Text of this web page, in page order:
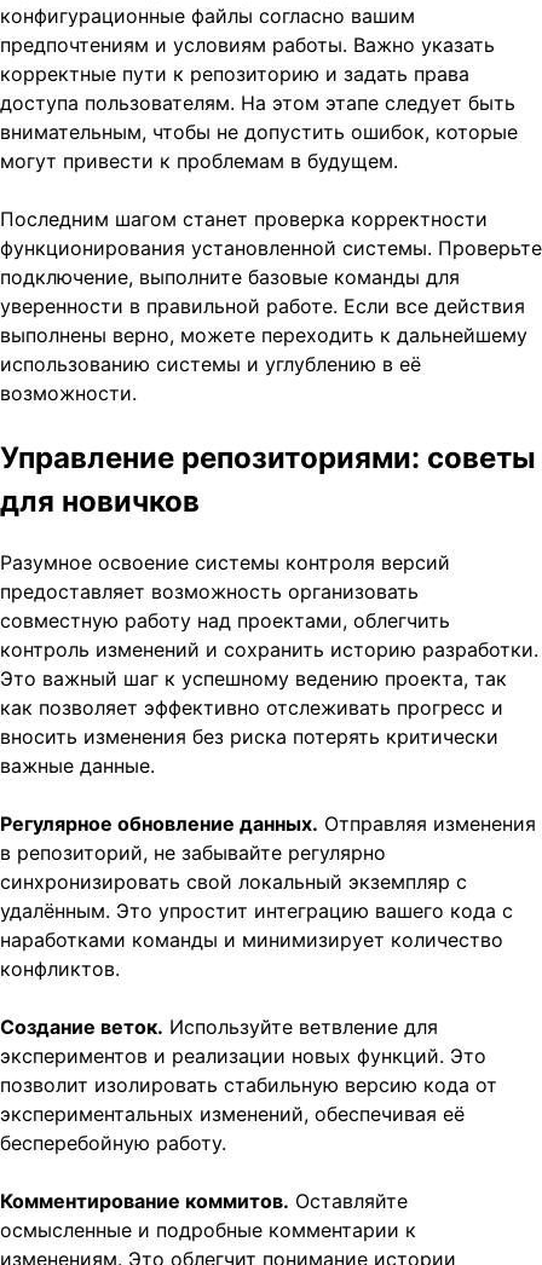
конфигурационные файлы согласно вашим
предпочтениям и условиям работы. Важно указать
корректные пути к репозиторию и задать права
доступа пользователям. На этом этапе следует быть
внимательным, чтобы не допустить ошибок, которые
могут привести к проблемам в будущем.
Последним шагом станет проверка корректности
функционирования установленной системы. Проверьте
подключение, выполните базовые команды для
уверенности в правильной работе. Если все действия
выполнены верно, можете переходить к дальнейшему
использованию системы и углублению в её
возможности.
Управление репозиториями: советы
для новичков
Разумное освоение системы контроля версий
предоставляет возможность организовать
совместную работу над проектами, облегчить
контроль изменений и сохранить историю разработки.
Это важный шаг к успешному ведению проекта, так
как позволяет эффективно отслеживать прогресс и
вносить изменения без риска потерять критически
важные данные.
Регулярное обновление данных. Отправляя изменения
в репозиторий, не забывайте регулярно
синхронизировать свой локальный экземпляр с
удалённым. Это упростит интеграцию вашего кода с
наработками команды и минимизирует количество
конфликтов.
Создание веток. Используйте ветвление для
экспериментов и реализации новых функций. Это
позволит изолировать стабильную версию кода от
экспериментальных изменений, обеспечивая её
бесперебойную работу.
Комментирование коммитов. Оставляйте
осмысленные и подробные комментарии к
изменениям. Это облегчит понимание истории